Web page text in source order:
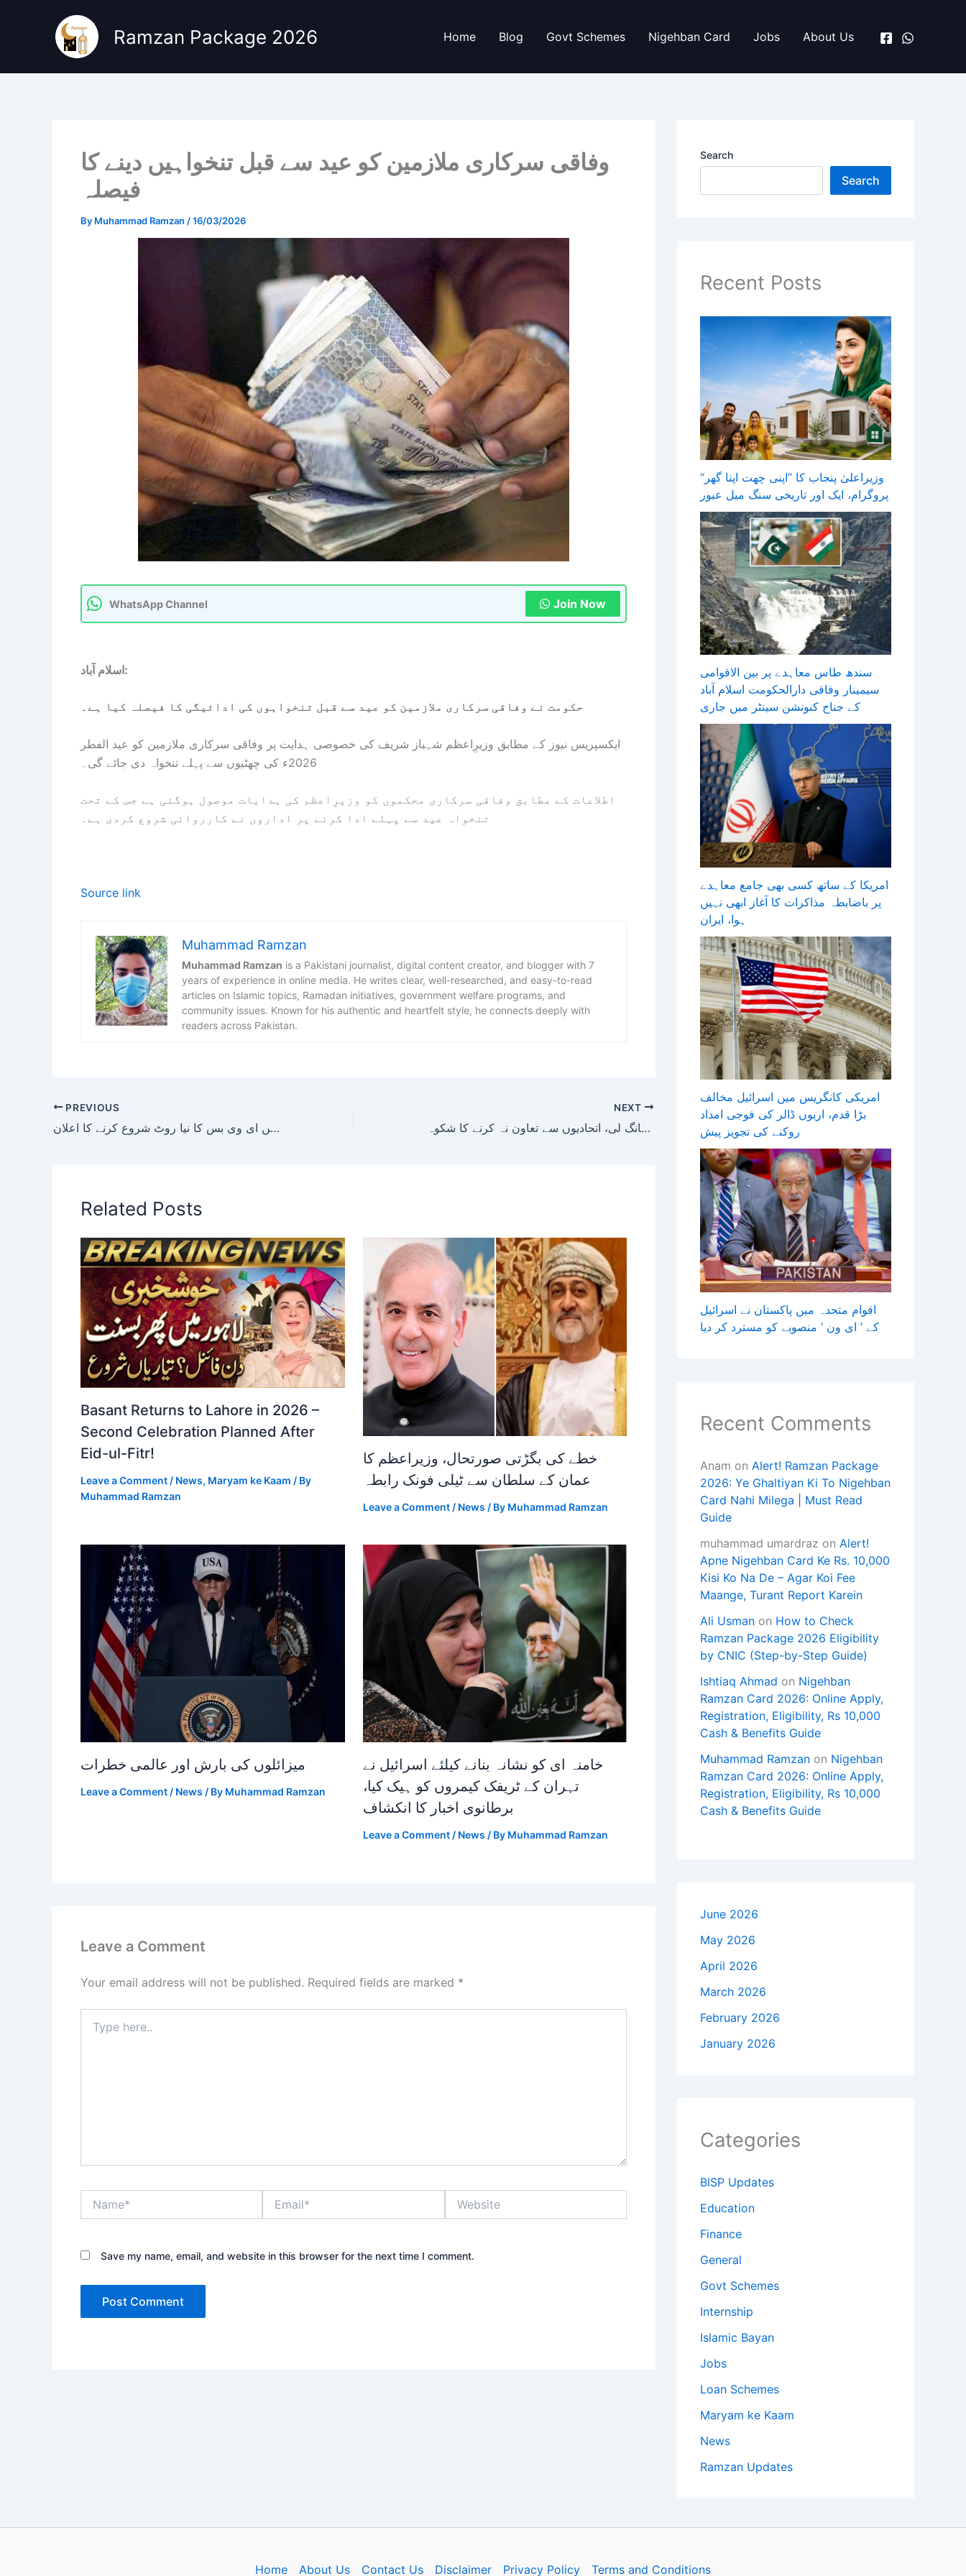
Ramzan Package 2026 Home Blog Govt Schemes Nigehban Card Jobs About Us
وفاقی سرکاری ملازمین کو عید سے قبل تنخواہیں دینے کا
فیصلہ
By Muhammad Ramzan /16/03/2026
WhatsApp Channel Join Now
اسلام آباد:
حکومت نے وفاقی سرکاری ملازمین کو عید سے قبل تنخواہوں کی ادائیگی کا فیصلہ کیا ہے۔
ایکسپریس نیوز کے مطابق وزیرِاعظم شہباز شریف کی خصوصی ہدایت پر وفاقی سرکاری ملازمین کو عید الفطر
2026ء کی چھٹیوں سے پہلے تنخواہ دی جائے گی۔
اطلاعات کے مطابق وفاقی سرکاری محکموں کو وزیرِاعظم کی ہدایات موصول ہوگئی ہے جس کے تحت
تنخواہ عید سے پہلے ادا کرنے پر اداروں نے کارروائی شروع کردی ہے۔
Source link
Muhammad Ramzan
Muhammad Ramzan is a Pakistani journalist, digital content creator, and blogger with 7
years of experience in online media. He writes clear, well-researched, and easy-to-read
articles on Islamic topics, Ramadan initiatives, government welfare programs, and
community issues. Known for his authentic and heartfelt style, he connects deeply with
readers across Pakistan.
PREVIOUS
شرجیل میمن کا کل سے کرچی میں ای وی بس کا نیا روٹ شروع کرنے کا اعلان
NEXT
آبنائے ہرمز، ٹرمپ نے جنوبی کوریا اور جاپان سے بھی مدد مانگ لی، اتحادیوں سے تعاون نہ کرنے کا شکوہ
Related Posts
Basant Returns to Lahore in 2026 –
Second Celebration Planned After
Eid-ul-Fitr!
Leave a Comment / News, Maryam ke Kaam / By
Muhammad Ramzan
خطے کی بگڑتی صورتحال، وزیراعظم کا
عمان کے سلطان سے ٹیلی فونک رابطہ
Leave a Comment / News / By Muhammad Ramzan
میزائلوں کی بارش اور عالمی خطرات
Leave a Comment/ News / By Muhammad Ramzan
خامنہ ای کو نشانہ بنانے کیلئے اسرائیل نے
تہران کے ٹریفک کیمروں کو ہیک کیا،
برطانوی اخبار کا انکشاف
Leave a Comment / News / By Muhammad Ramzan
Leave a Comment
Your email address will not be published. Required fields are marked *
here..
Save my name, email, and website in this browser for the next time I comment.
Search
Search
Recent Posts
وزیراعلیٰ پنجاب کا ’’اپنی چھت اپنا گھر‘‘
پروگرام، ایک اور تاریخی سنگ میل عبور
سندھ طاس معاہدے پر بین الاقوامی
سیمینار وفاقی دارالحکومت اسلام آباد
کے جناح کنونشن سینٹر میں جاری
امریکا کے ساتھ کسی بھی جامع معاہدے
پر باضابطہ مذاکرات کا آغاز ابھی نہیں
ہوا، ایران
امریکی کانگریس میں اسرائیل مخالف
بڑا قدم، اربوں ڈالر کی فوجی امداد
روکنے کی تجویز پیش
اقوام متحدہ میں پاکستان نے اسرائیل
کے ’ ای ون ‘ منصوبے کو مسترد کر دیا
Recent Comments
Anam on Alert! Ramzan Package
2026: Ye Ghaltiyan Ki To Nigehban
Card Nahi Milega | Must Read
Guide
muhammad umardraz on Alert!
Apne Nigehban Card Ke Rs. 10,000
Kisi Ko Na De – Agar Koi Fee
Maange, Turant Report Karein
Ali Usman on How to Check
Ramzan Package 2026 Eligibility
by CNIC (Step-by-Step Guide)
Ishtiaq Ahmad on Nigehban
Ramzan Card 2026: Online Apply,
Registration, Eligibility, Rs 10,000
Cash & Benefits Guide
Muhammad Ramzan on Nigehban
Ramzan Card 2026: Online Apply,
Registration, Eligibility, Rs 10,000
Cash & Benefits Guide
June 2026
May 2026
April 2026
March 2026
February 2026
January 2026
Categories
BISP Updates
Education
Finance
General
Govt Schemes
Internship
Islamic Bayan
Jobs
Loan Schemes
Maryam ke Kaam
News
Ramzan Updates
Home About Us Contact Us Disclaimer Privacy Policy Terms and Conditions